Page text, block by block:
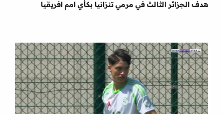
هدف الجزائر الثالث في مرمي تنزانيا بكأي امم افريقيا